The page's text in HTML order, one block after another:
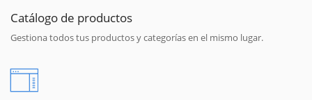
Catálogo de productos
Gestiona todos tus productos y categorías en el mismo lugar.